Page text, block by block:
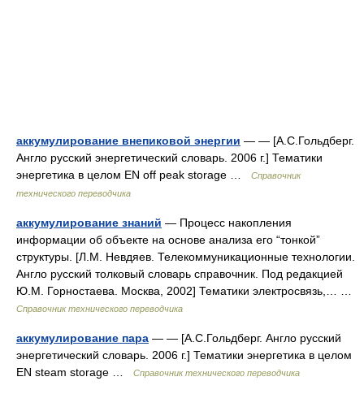
аккумулирование внепиковой энергии — — [А.С.Гольдберг.
Англо русский энергетический словарь. 2006 г.] Тематики
энергетика в целом EN off peak storage …
Справочник
технического переводчика
аккумулирование знаний — Процесс накопления
информации об объекте на основе анализа его “тонкой”
структуры. [Л.М. Невдяев. Телекоммуникационные технологии.
Англо русский толковый словарь справочник. Под редакцией
Ю.М. Горностаева. Москва, 2002] Тематики электросвязь,… …
Справочник технического переводчика
аккумулирование пара — — [А.С.Гольдберг. Англо русский
энергетический словарь. 2006 г.] Тематики энергетика в целом
EN steam storage …
Справочник технического переводчика